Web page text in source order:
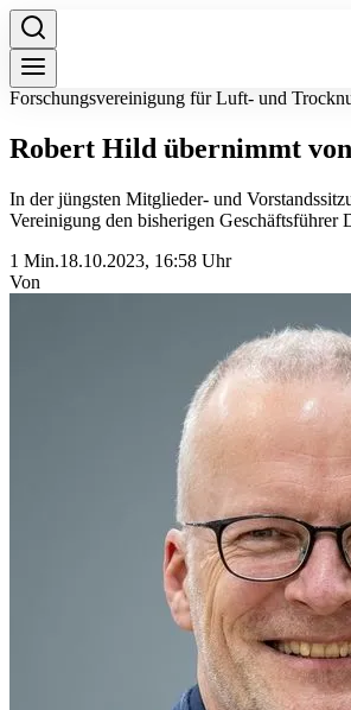
Forschungsvereinigung für Luft- und
Robert Hild übernimmt
In der jüngsten Mitglieder- und
Vereinigung den bisherigen Geschäftsführer
1 Min.18.10.2023, 16:58 Uhr
Von